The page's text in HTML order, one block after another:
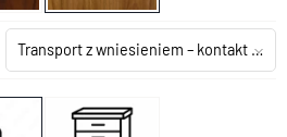
Transport z wniesieniem – kontakt z salonem